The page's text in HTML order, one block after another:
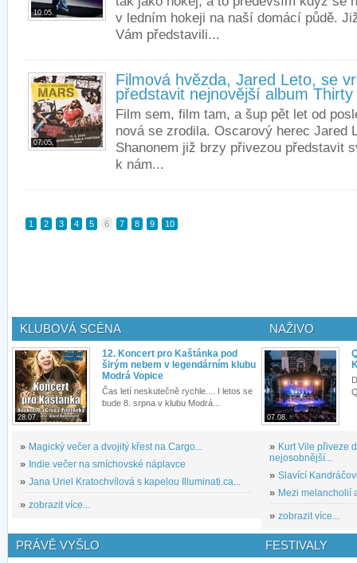
10.05.
v ledním hokeji na naší domácí půdě.
Vám představili...
07.05.
Filmová hvězda, Jared Leto, se
představit nejnovější album
Film sem, film tam, a šup pět let od
nová se zrodila. Oscarový herec Jared
Shanonem již brzy přivezou představit
k nám...
1 2 3 4 5 6 7 8 9 10
KLUBOVÁ SCÉNA
28.07.
12. Koncert pro Kaštánka pod
širým nebem v legendárním klubu
Modrá Vopice
Čas letí neskutečně rychle.... I letos se
bude 8. srpna v klubu Modrá...
» Magický večer a dvojitý křest na Cargo...
» Indie večer na smíchovské náplavce
» Jana Uriel Kratochvílová s kapelou Illuminati.ca...
» zobrazit více...
NAŽIVO
07.08.
» Kurt Vile přiveze
nejosobnější...
» Slavící
» Mezi melancholií
» zobrazit více...
PRÁVĚ VYŠLO FESTIVALY